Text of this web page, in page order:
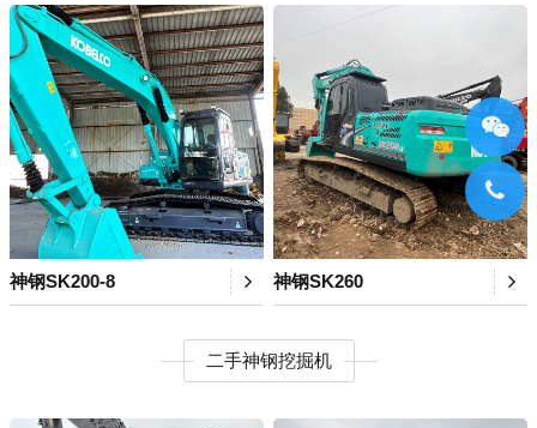
神钢SK200-8 神钢SK260
二手神钢挖掘机